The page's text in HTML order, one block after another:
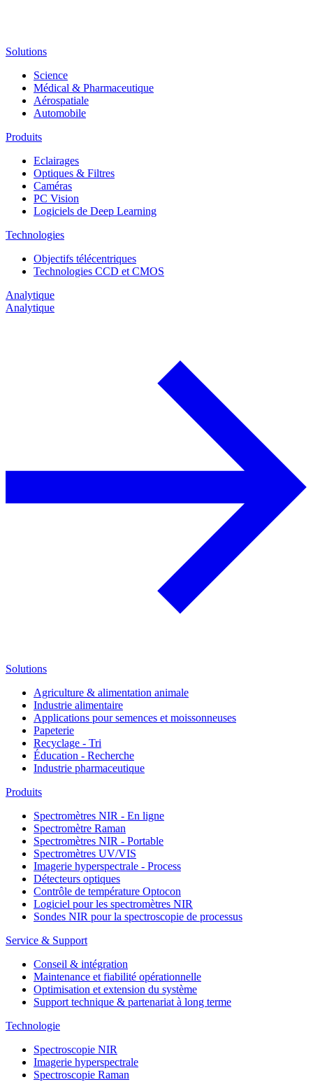
Solutions
Science
Médical & Pharmaceutique
Aérospatiale
Automobile
Produits
Eclairages
Optiques & Filtres
Caméras
PC Vision
Logiciels de Deep Learning
Technologies
Objectifs télécentriques
Technologies CCD et CMOS
Analytique
Analytique
Solutions
Agriculture & alimentation animale
Industrie alimentaire
Applications pour semences et moissonneuses
Papeterie
Recyclage - Tri
Éducation - Recherche
Industrie pharmaceutique
Produits
Spectromètres NIR - En ligne
Spectromètre Raman
Spectromètres NIR - Portable
Spectromètres UV/VIS
Imagerie hyperspectrale - Process
Détecteurs optiques
Contrôle de température Optocon
Logiciel pour les spectromètres NIR
Sondes NIR pour la spectroscopie de processus
Service & Support
Conseil & intégration
Maintenance et fiabilité opérationnelle
Optimisation et extension du système
Support technique & partenariat à long terme
Technologie
Spectroscopie NIR
Imagerie hyperspectrale
Spectroscopie Raman